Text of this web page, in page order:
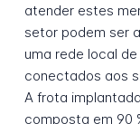
atender estes
setor podem ser
uma rede local
conectados aos
A frota
composta em 90